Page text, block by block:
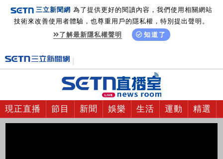
三立新聞網 為了提供更好的閱讀內容，我們使用相關網站
技術來改善使用者體驗，也尊重用戶的隱私權，特別提出聲明。
了解最新隱私權聲明
知道了
現正直播 節目 新聞 娛樂 生活 運動 精選